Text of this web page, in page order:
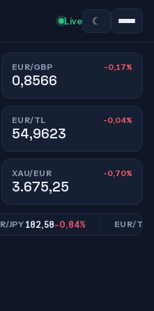
Live ☾
EUR/GBP -0,17%
0,8566
EUR/TL -0,04%
54,9623
XAU/EUR -0,70%
3.675,25
182,58-0,84% EUR/TL